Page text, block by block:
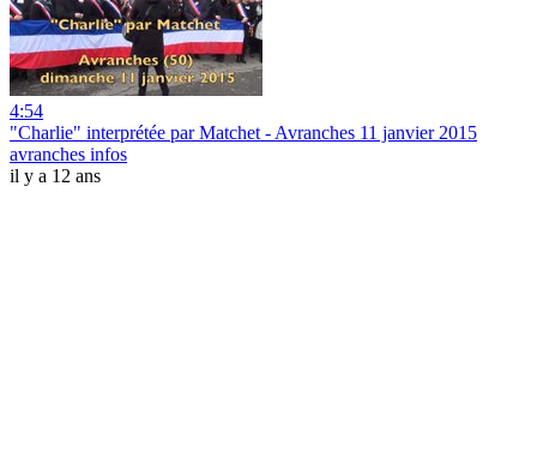
4:54
"Charlie" interprétée par Matchet - Avranches 11 janvier 2015
avranches infos
il y a 12 ans